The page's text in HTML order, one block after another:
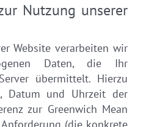
Nutzung unserer
Website verarbeiten wir
Daten, die Ihr
übermittelt. Hierzu
Datum und Uhrzeit der
zur Greenwich Mean